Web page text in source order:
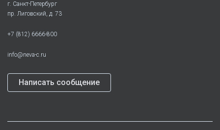
г. Санкт-Петербург
пр. Лиговский, д. 73
+7 (812) 6666-800
info@neva-c.ru
Написать сообщение